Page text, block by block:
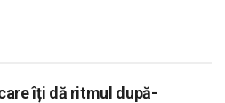
îți dă ritmul după-